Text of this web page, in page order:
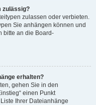
zulässig?
zulassen oder verbieten.
Sie anhängen können und
bitte an die Board-
erhalten?
gehen Sie in den
einen Punkt
Ihrer Dateianhänge